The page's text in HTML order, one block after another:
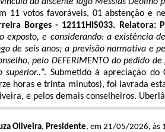
11 votos favoráveis, 01 abstenção e
Borges - 12111HIS033.
exposto, e considerando: a existência
de seis anos; a previsão normativa e
pelo DEFERIMENTO do pedido
superior..”. Submetido à apreciação
horas e trinta minutos), foi lavrada
e pelos demais conselheiros.
Oliveira, Presidente, em 21/05/2026, às